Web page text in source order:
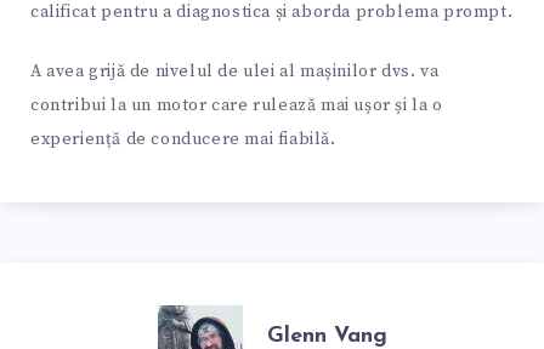
calificat pentru a diagnostica și aborda problema prompt.
A avea grijă de nivelul de ulei al mașinilor dvs. va
contribui la un motor care rulează mai ușor și la o
experiență de conducere mai fiabilă.
Glenn Vang